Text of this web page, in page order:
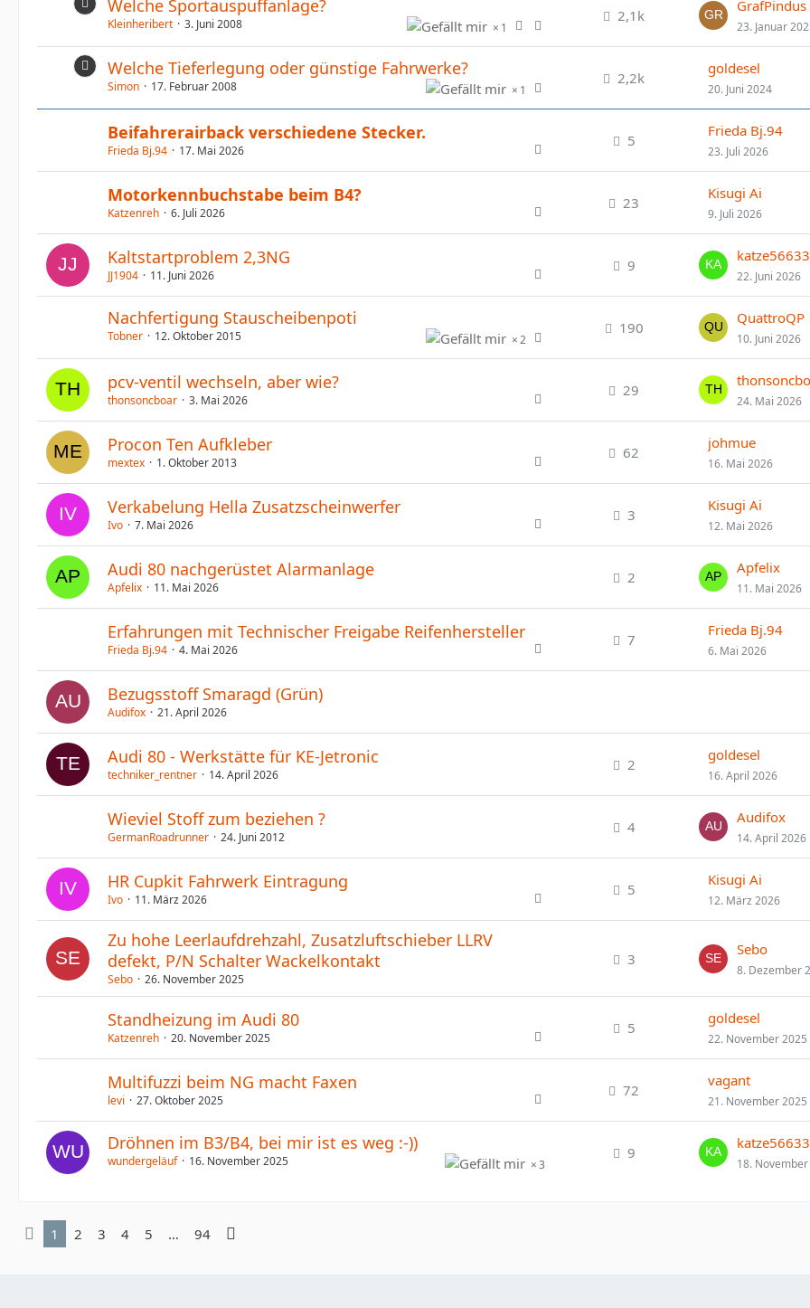
Welche Sportauspuffanlage?
1
Kleinheribert 3. Juni 2008 2,1k
GrafPindus
23. Januar
Welche Tieferlegung oder günstige Fahrwerke?
1
Simon 17. Februar 2008 2,2k
goldesel
20. Juni 2024
Beifahrerairback verschiedene Stecker.
Frieda Bj.94 17. Mai 2026
5
Frieda Bj.94
23. Juli 2026
Motorkennbuchstabe beim B4?
Katzenreh 6. Juli 2026
23
Kisugi Ai
9. Juli 2026
Kaltstartproblem 2,3NG
JJ1904 11. Juni 2026
9
katze56633
22. Juni 2026
Nachfertigung Stauscheibenpoti
2
Tobner 12. Oktober 2015 190
QuattroQP
10. Juni 2026
pcv-ventil wechseln, aber wie?
thonsoncboar 3. Mai 2026
29
24. Mai 2026
Procon Ten Aufkleber
mextex 1. Oktober 2013
62
johmue
16. Mai 2026
Verkabelung Hella Zusatzscheinwerfer
Ivo 7. Mai 2026
3
Kisugi Ai
12. Mai 2026
Audi 80 nachgerüstet Alarmanlage
Apfelix 11. Mai 2026
2
Apfelix
11. Mai 2026
Erfahrungen mit Technischer Freigabe Reifenhersteller
Frieda Bj.94 4. Mai 2026
7
Frieda Bj.94
6. Mai 2026
Bezugsstoff Smaragd (Grün)
Audifox 21. April 2026
Audi 80 - Werkstätte für KE-Jetronic
techniker_rentner 14. April 2026
2
goldesel
16. April 2026
Wieviel Stoff zum beziehen ?
GermanRoadrunner 24. Juni 2012
4
Audifox
14. April 2026
HR Cupkit Fahrwerk Eintragung
Ivo 11. März 2026
5
Kisugi Ai
12. März 2026
Zu hohe Leerlaufdrehzahl, Zusatzluftschieber LLRV
defekt, P/N Schalter Wackelkontakt
Sebo 26. November 2025
3
Sebo
8. Dezember
Standheizung im Audi 80
Katzenreh 20. November 2025
5
goldesel
22. November 2025
Multifuzzi beim NG macht Faxen
levi 27. Oktober 2025
72
vagant
21. November 2025
Dröhnen im B3/B4, bei mir ist es weg :-))
3
wundergeläuf 16. November 2025 9
katze56633
18.
1 2 3 4 5 … 94